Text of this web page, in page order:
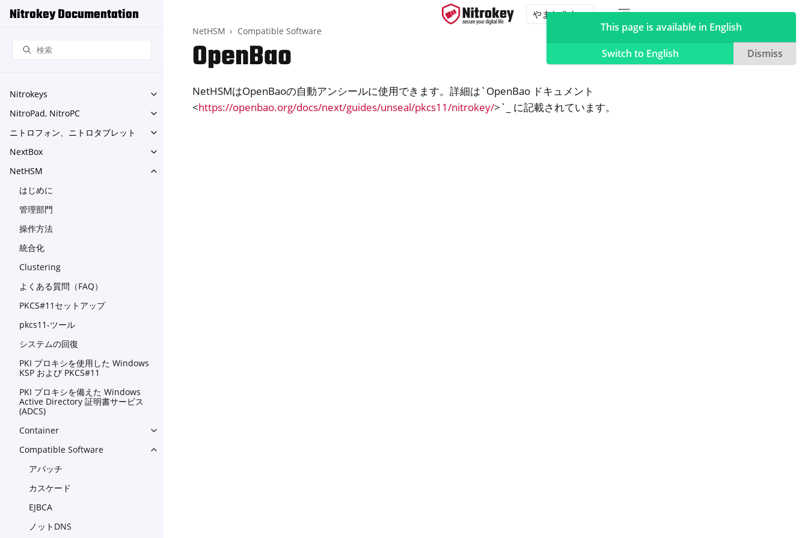
Nitrokey Documentation
Nitrokeys
Toggle navigation of Nitrokeys
NitroPad, NitroPC
Toggle navigation of NitroPad, NitroPC
ニトロフォン、ニトロタブレット
Toggle navigation of ニトロフォン、ニトロタブレット
NextBox
Toggle navigation of NextBox
NetHSM
Toggle navigation of NetHSM
はじめに
管理部門
操作方法
統合化
Clustering
よくある質問（FAQ）
PKCS#11セットアップ
pkcs11-ツール
システムの回復
PKI プロキシを使用した Windows
KSP および PKCS#11
PKI プロキシを備えた Windows
Active Directory 証明書サービス
(ADCS)
Container
Toggle navigation of Container
Compatible Software
Toggle navigation of Compatible Software
アパッチ
カスケード
EJBCA
ノットDNS
NetHSM Compatible Software
OpenBao
NetHSMはOpenBaoの自動アンシールに使用できます。詳細は`OpenBao ドキュメント
<https://openbao.org/docs/next/guides/unseal/pkcs11/nitrokey/>`_ に記載されています。
This page is available in English
Switch to English
Dismiss